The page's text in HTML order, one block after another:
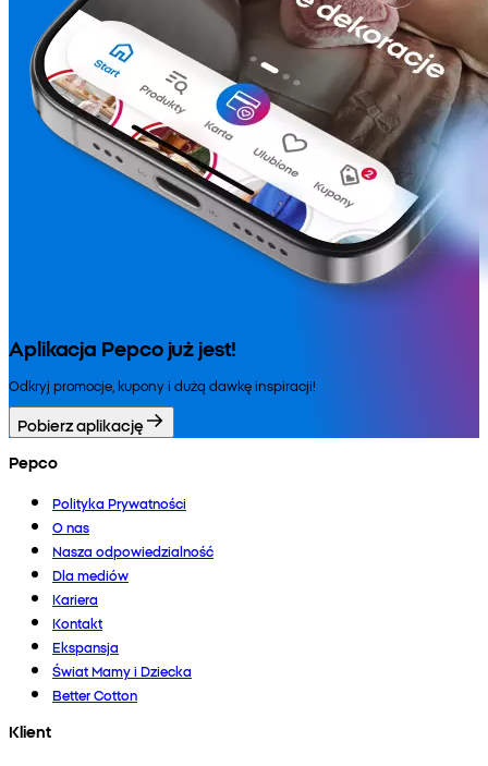
Aplikacja Pepco już jest!
Odkryj promocje, kupony i dużą dawkę inspiracji!
Pobierz aplikację
Pepco
Polityka Prywatności
O nas
Nasza odpowiedzialność
Dla mediów
Kariera
Kontakt
Ekspansja
Świat Mamy i Dziecka
Better Cotton
Klient